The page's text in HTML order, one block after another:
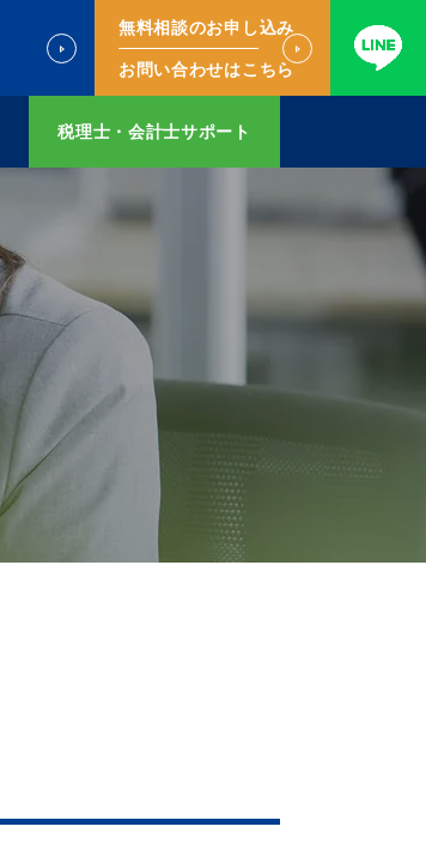
無料相談のお申し込み
お問い合わせはこちら
税理士・会計士サポート